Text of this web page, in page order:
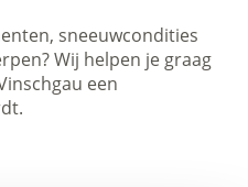
sneeuwcondities
Wij helpen je graag
een